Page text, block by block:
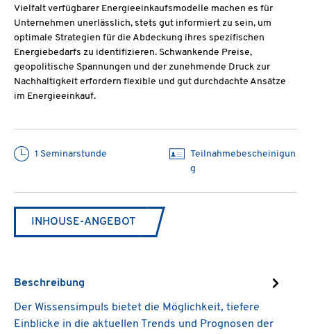
Vielfalt verfügbarer Energieeinkaufsmodelle machen es für
Unternehmen unerlässlich, stets gut informiert zu sein, um
optimale Strategien für die Abdeckung ihres spezifischen
Energiebedarfs zu identifizieren. Schwankende Preise,
geopolitische Spannungen und der zunehmende Druck zur
Nachhaltigkeit erfordern flexible und gut durchdachte Ansätze
im Energieeinkauf.
1 Seminarstunde
Teilnahmebescheinigun
g
INHOUSE-ANGEBOT
Beschreibung
Der Wissensimpuls bietet die Möglichkeit, tiefere
Einblicke in die aktuellen Trends und Prognosen der